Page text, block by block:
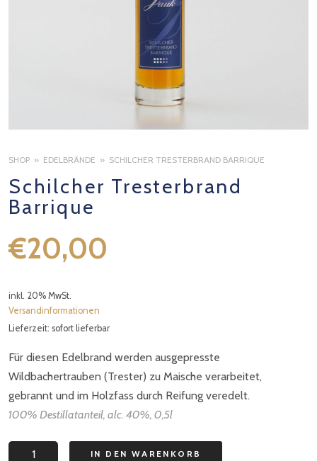
SHOP EDELBRÄNDE SCHILCHER TRESTERBRAND BARRIQUE
Schilcher Tresterbrand
Barrique
€20,00
inkl. 20% MwSt.
Versandinformationen
Lieferzeit: sofort lieferbar
Für diesen Edelbrand werden ausgepresste
Wildbachertrauben (Trester) zu Maische verarbeitet,
gebrannt und im Holzfass durch Reifung veredelt.
100% Destillatanteil, alc. 40%, 0,5l
Schilcher
IN DEN WARENKORB